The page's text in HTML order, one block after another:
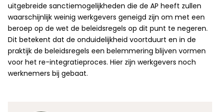
uitgebreide sanctiemogelijkheden die de AP heeft zullen
waarschijnlijk weinig werkgevers geneigd zijn om met een
beroep op de wet de beleidsregels op dit punt te negeren.
Dit betekent dat de onduidelijkheid voortduurt en in de
praktijk de beleidsregels een belemmering blijven vormen
voor het re-integratieproces. Hier zijn werkgevers noch
werknemers bij gebaat.